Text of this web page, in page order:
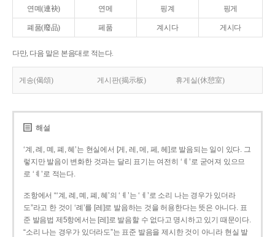
연몌(連袂) 연메 핑계 핑게
폐품(廢品) 페품 계시다 게시다
다만, 다음 말은 본음대로 적는다.
게송(偈頌) 게시판(揭示板) 휴게실(休憩室)
해설
‘계, 례, 몌, 폐, 혜’는 현실에서 [게, 레, 메, 페, 헤]로 발음되는 일이 있다. 그
렇지만 발음이 변화한 것과는 달리 표기는 여전히 ‘ㅖ’로 굳어져 있으므
로 ‘ㅖ’로 적는다.
조항에서 “‘계, 례, 몌, 폐, 혜’의 ‘ㅖ’는 ‘ㅔ’로 소리 나는 경우가 있더라
도”라고 한 것이 ‘례’를 [레]로 발음하는 것을 허용한다는 뜻은 아니다. 표
준 발음법 제5항에서는 [레]로 발음할 수 없다고 명시하고 있기 때문이다.
“소리 나는 경우가 있더라도”는 표준 발음을 제시한 것이 아니라 현실 발